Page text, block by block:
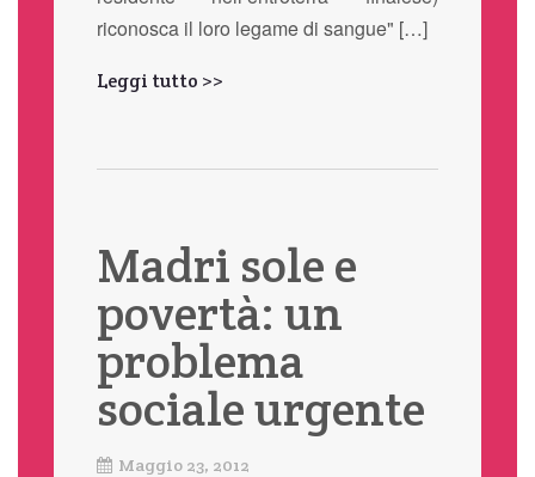
riconosca il loro legame di sangue" […]
Leggi tutto >>
Madri sole e
povertà: un
problema
sociale urgente
Maggio 23, 2012